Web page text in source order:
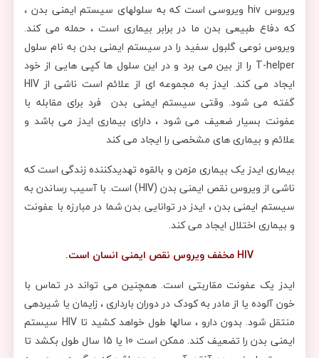
ویروس hiv ویروسی است که به سلولهای سیستم ایمنی بدن ،
که دفاع طبیعی بدن ما در برابر بیماری است ، حمله می کند.
ویروس نوعی گلبول سفید را در سیستم ایمنی بدن به نام سلول
T-helper را از بین می برد و در این سلول ها کپی هایی از خود
ایجاد می کند. ایدز به مجموعه ای از علائم است ناشی از HIV
گفته می شود. وقتی سیستم ایمنی بدن فرد برای مقابله با
عفونت بسیار ضعیف می شود ، دارای بیماری ایدز می باشد و
علائم و بیماری های مشخصی را ایجاد می کند
بیماری ایدز یک بیماری مزمن و بالقوه تهدیدکننده زندگی است که
ناشی از ویروس نقص ایمنی بدن (HIV) است. با آسیب رساندن به
سیستم ایمنی بدن ، ایدز در توانایی بدن شما در مبارزه با عفونت
و بیماری اختلال ایجاد می کند.
HIV مخفف ویروس نقص ایمنی انسان است.
ایدز یک عفونت مقاربتی است. همچنین می تواند در تماس با
خون آلوده یا از مادر به کودک در دوران بارداری ، زایمان یا شیردهی
منتقل شود. بدون دارو ، سالها طول خواهد کشید تا HIV سیستم
ایمنی بدن را تضعیف کند.
ممکن است 10 یا 15 سال طول بکشد تا